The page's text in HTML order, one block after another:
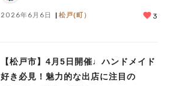
2026年6月6日 松戸(町） 3
【松戸市】4月5日開催♩ハンドメイド
好き必見！魅力的な出店に注目の